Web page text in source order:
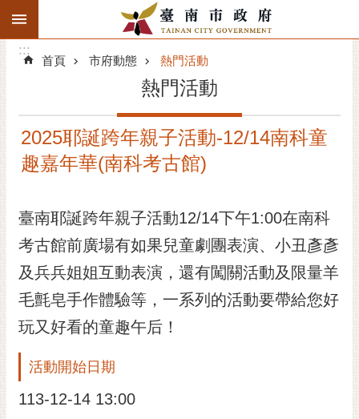
跳到主要內容區塊
搜
階
精彩府城
市府團隊
主題服務
市政資訊
市民互動
黃
偉
:::
:::
首頁 市府動態 熱門活動
熱門活動
2025耶誕跨年親子活動-12/14南科童
趣嘉年華(南科考古館)
臺南耶誕跨年親子活動12/14下午1:00在南科
考古館前廣場有如果兒童劇團表演、小丑彥彥
及兵兵姐姐互動表演，還有闖關活動及限量羊
毛氈皂手作體驗等，一系列的活動要帶給您好
玩又好看的童趣午后！
活動開始日期
113-12-14 13:00